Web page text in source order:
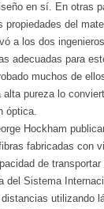
en sí. En otras
propiedades del
a los dos
adecuadas para
muchos de
pureza lo
óptica.
Hockham
fabricadas con
de transportar
del Sistema
utilizando